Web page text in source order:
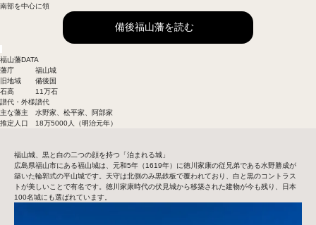
南部を中心に領
備後福山藩を読む
福山藩DATA
藩庁
福山城
旧地域
備後国
石高
11万石
譜代・外様譜代
主な藩主
水野家、松平家、阿部家
推定人口
18万5000人（明治元年）
福山城、黒と白の二つの顔を持つ「泊まれる城」
広島県福山市にある福山城は、元和5年（1619年）に徳川家康の従兄弟である水野勝成が
築いた輪郭式の平山城です。天守は北側のみ黒鉄板で覆われており、白と黒のコントラス
トが美しいことで有名です。徳川家康時代の伏見城から移築された建物が今も残り、日本
100名城にも選ばれています。